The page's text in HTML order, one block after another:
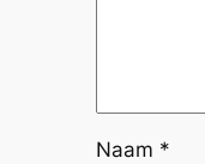
Naam *